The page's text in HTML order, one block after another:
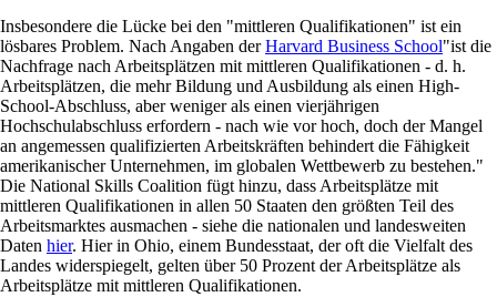
Insbesondere die Lücke bei den "mittleren Qualifikationen" ist ein
lösbares Problem. Nach Angaben derHarvard Business School"ist die
Nachfrage nach Arbeitsplätzen mit mittleren Qualifikationen - d. h.
Arbeitsplätzen, die mehr Bildung und Ausbildung als einen High-
School-Abschluss, aber weniger als einen vierjährigen
Hochschulabschluss erfordern - nach wie vor hoch, doch der Mangel
an angemessen qualifizierten Arbeitskräften behindert die Fähigkeit
amerikanischer Unternehmen, im globalen Wettbewerb zu bestehen."
Die National Skills Coalition fügt hinzu, dass Arbeitsplätze mit
mittleren Qualifikationen in allen 50 Staaten den größten Teil des
Arbeitsmarktes ausmachen - siehe die nationalen und landesweiten
Daten hier. Hier in Ohio, einem Bundesstaat, der oft die Vielfalt des
Landes widerspiegelt, gelten über 50 Prozent der Arbeitsplätze als
Arbeitsplätze mit mittleren Qualifikationen.